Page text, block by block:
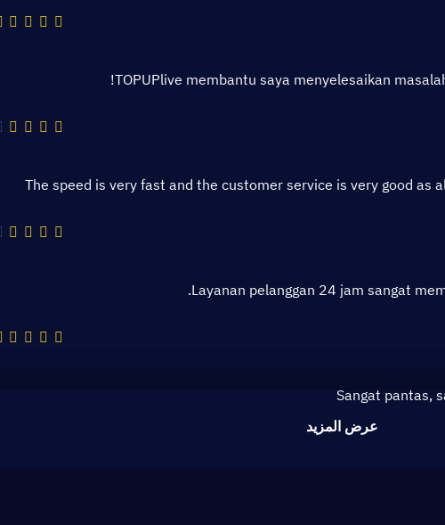
TOPUPlive membantu saya menyelesaikan
The speed is very fast and the customer service is very good as
Layanan pelanggan 24 jam sangat
Sangat pantas,
عرض المزيد